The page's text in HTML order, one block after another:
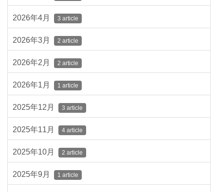
2026年4月 3 article
2026年3月 2 article
2026年2月 2 article
2026年1月 1 article
2025年12月 3 article
2025年11月 4 article
2025年10月 2 article
2025年9月 1 article